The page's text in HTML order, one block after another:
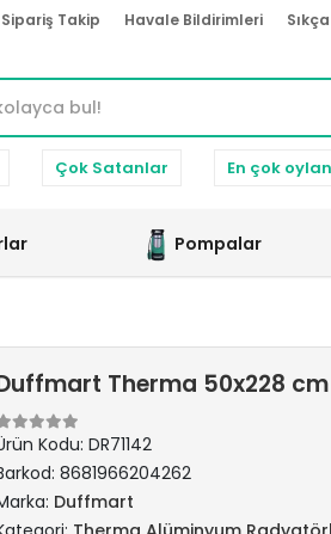
Sipariş Takip Havale Bildirimleri
Çok Satanlar En çok
Pompalar
Therma 50x228
Kodu: DR71142
8681966204262
Duffmart